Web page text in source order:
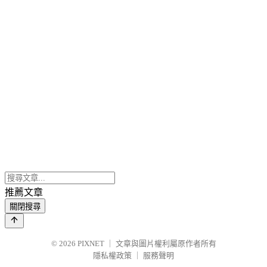
推薦文章
關閉搜尋
© 2026 PIXNET
文章與圖片權利屬原作者所有
隱私權政策
服務聲明